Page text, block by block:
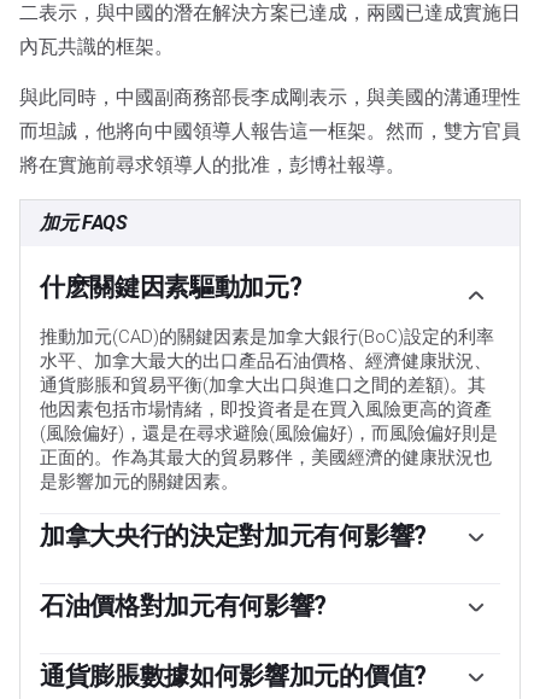
二表示，與中國的潛在解決方案已達成，兩國已達成實施日
內瓦共識的框架。
與此同時，中國副商務部長李成剛表示，與美國的溝通理性
而坦誠，他將向中國領導人報告這一框架。然而，雙方官員
將在實施前尋求領導人的批准，彭博社報導。
加元 FAQS
什麽關鍵因素驅動加元?
推動加元(CAD)的關鍵因素是加拿大銀行(BoC)設定的利率
水平、加拿大最大的出口產品石油價格、經濟健康狀況、
通貨膨脹和貿易平衡(加拿大出口與進口之間的差額)。其
他因素包括市場情緒，即投資者是在買入風險更高的資產
(風險偏好)，還是在尋求避險(風險偏好)，而風險偏好則是
正面的。作為其最大的貿易夥伴，美國經濟的健康狀況也
是影響加元的關鍵因素。
加拿大央行的決定對加元有何影響?
對加元具有重大影響。這影響到每個人的利率水平。加拿
大央行的主要目標是通過上調或下調利率，將通貨膨脹率
行還可以利用量化寬松和緊縮政策來影響信貸狀況，前者
石油價格對加元有何影響?
最大的出口產品，因此石油價格往往對加元價值產生直接
影響。一般來說，如果油價上漲，加元也會上漲，因為對
通貨膨脹數據如何影響加元的價值?